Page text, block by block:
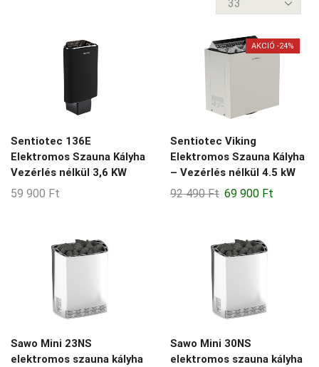
10-20-m3
11-12-m3
11-15-m3
13-14-m3
13-23-m3
14-18-m3
15-16-m3
15-17-m3
15-26-m3
Sentiotec 136E
Elektromos Szauna Kályha
Vezérlés nélkül 3,6 KW
59 900 Ft
AKCIÓ -24%
Sentiotec Viking
Elektromos Szauna Kályha
– Vezérlés nélkül 4.5 kW
92 490Ft Original
92
490 Ft.
69 900 Ft
Sawo Mini 23NS
elektromos szauna kályha
Sawo Mini 30NS
elektromos szauna kályha